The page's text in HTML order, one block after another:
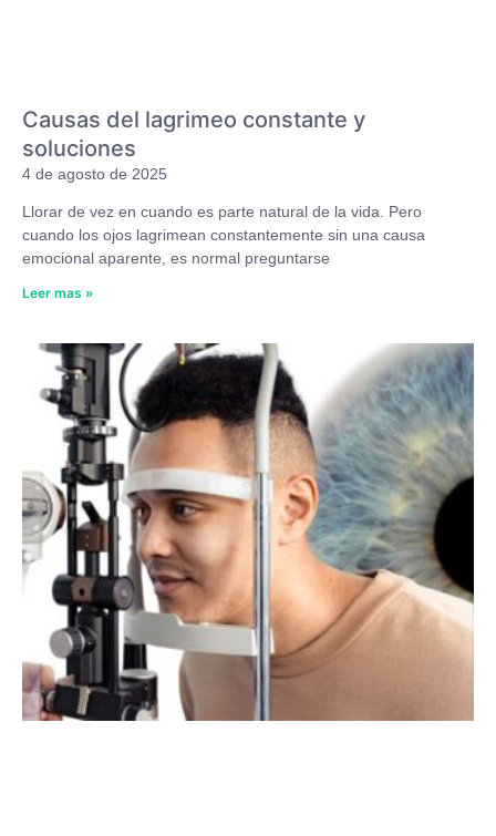
Causas del lagrimeo constante y
soluciones
4 de agosto de 2025
Llorar de vez en cuando es parte natural de la vida. Pero
cuando los ojos lagrimean constantemente sin una causa
emocional aparente, es normal preguntarse
Leer mas »